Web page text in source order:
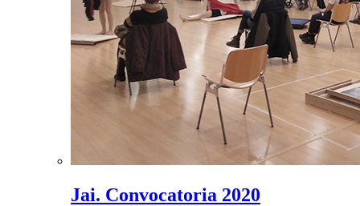
Jai. Convocatoria 2020